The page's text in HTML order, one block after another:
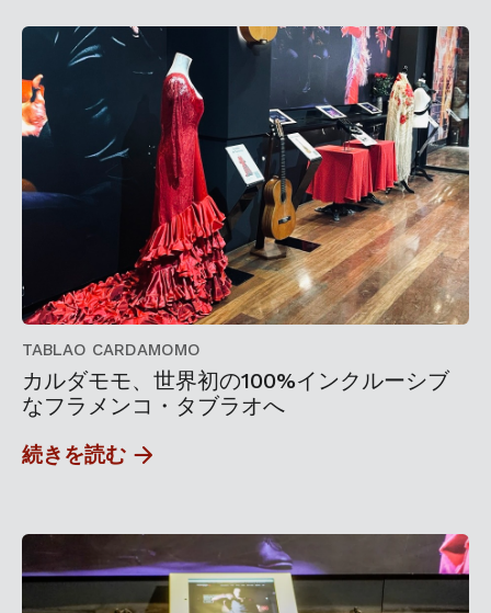
TABLAO CARDAMOMO
カルダモモ、世界初の100%インクルーシブ
なフラメンコ・タブラオへ
続きを読む